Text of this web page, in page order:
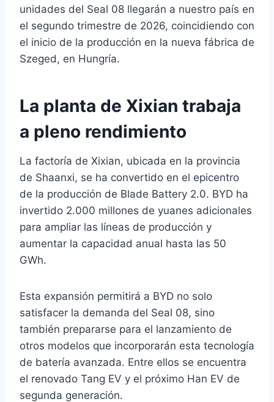
unidades del Seal 08 llegarán a nuestro país en
el segundo trimestre de 2026, coincidiendo con
el inicio de la producción en la nueva fábrica de
Szeged, en Hungría.
La planta de Xixian trabaja
a pleno rendimiento
La factoría de Xixian, ubicada en la provincia
de Shaanxi, se ha convertido en el epicentro
de la producción de Blade Battery 2.0. BYD ha
invertido 2.000 millones de yuanes adicionales
para ampliar las líneas de producción y
aumentar la capacidad anual hasta las 50
GWh.
Esta expansión permitirá a BYD no solo
satisfacer la demanda del Seal 08, sino
también prepararse para el lanzamiento de
otros modelos que incorporarán esta tecnología
de batería avanzada. Entre ellos se encuentra
el renovado Tang EV y el próximo Han EV de
segunda generación.